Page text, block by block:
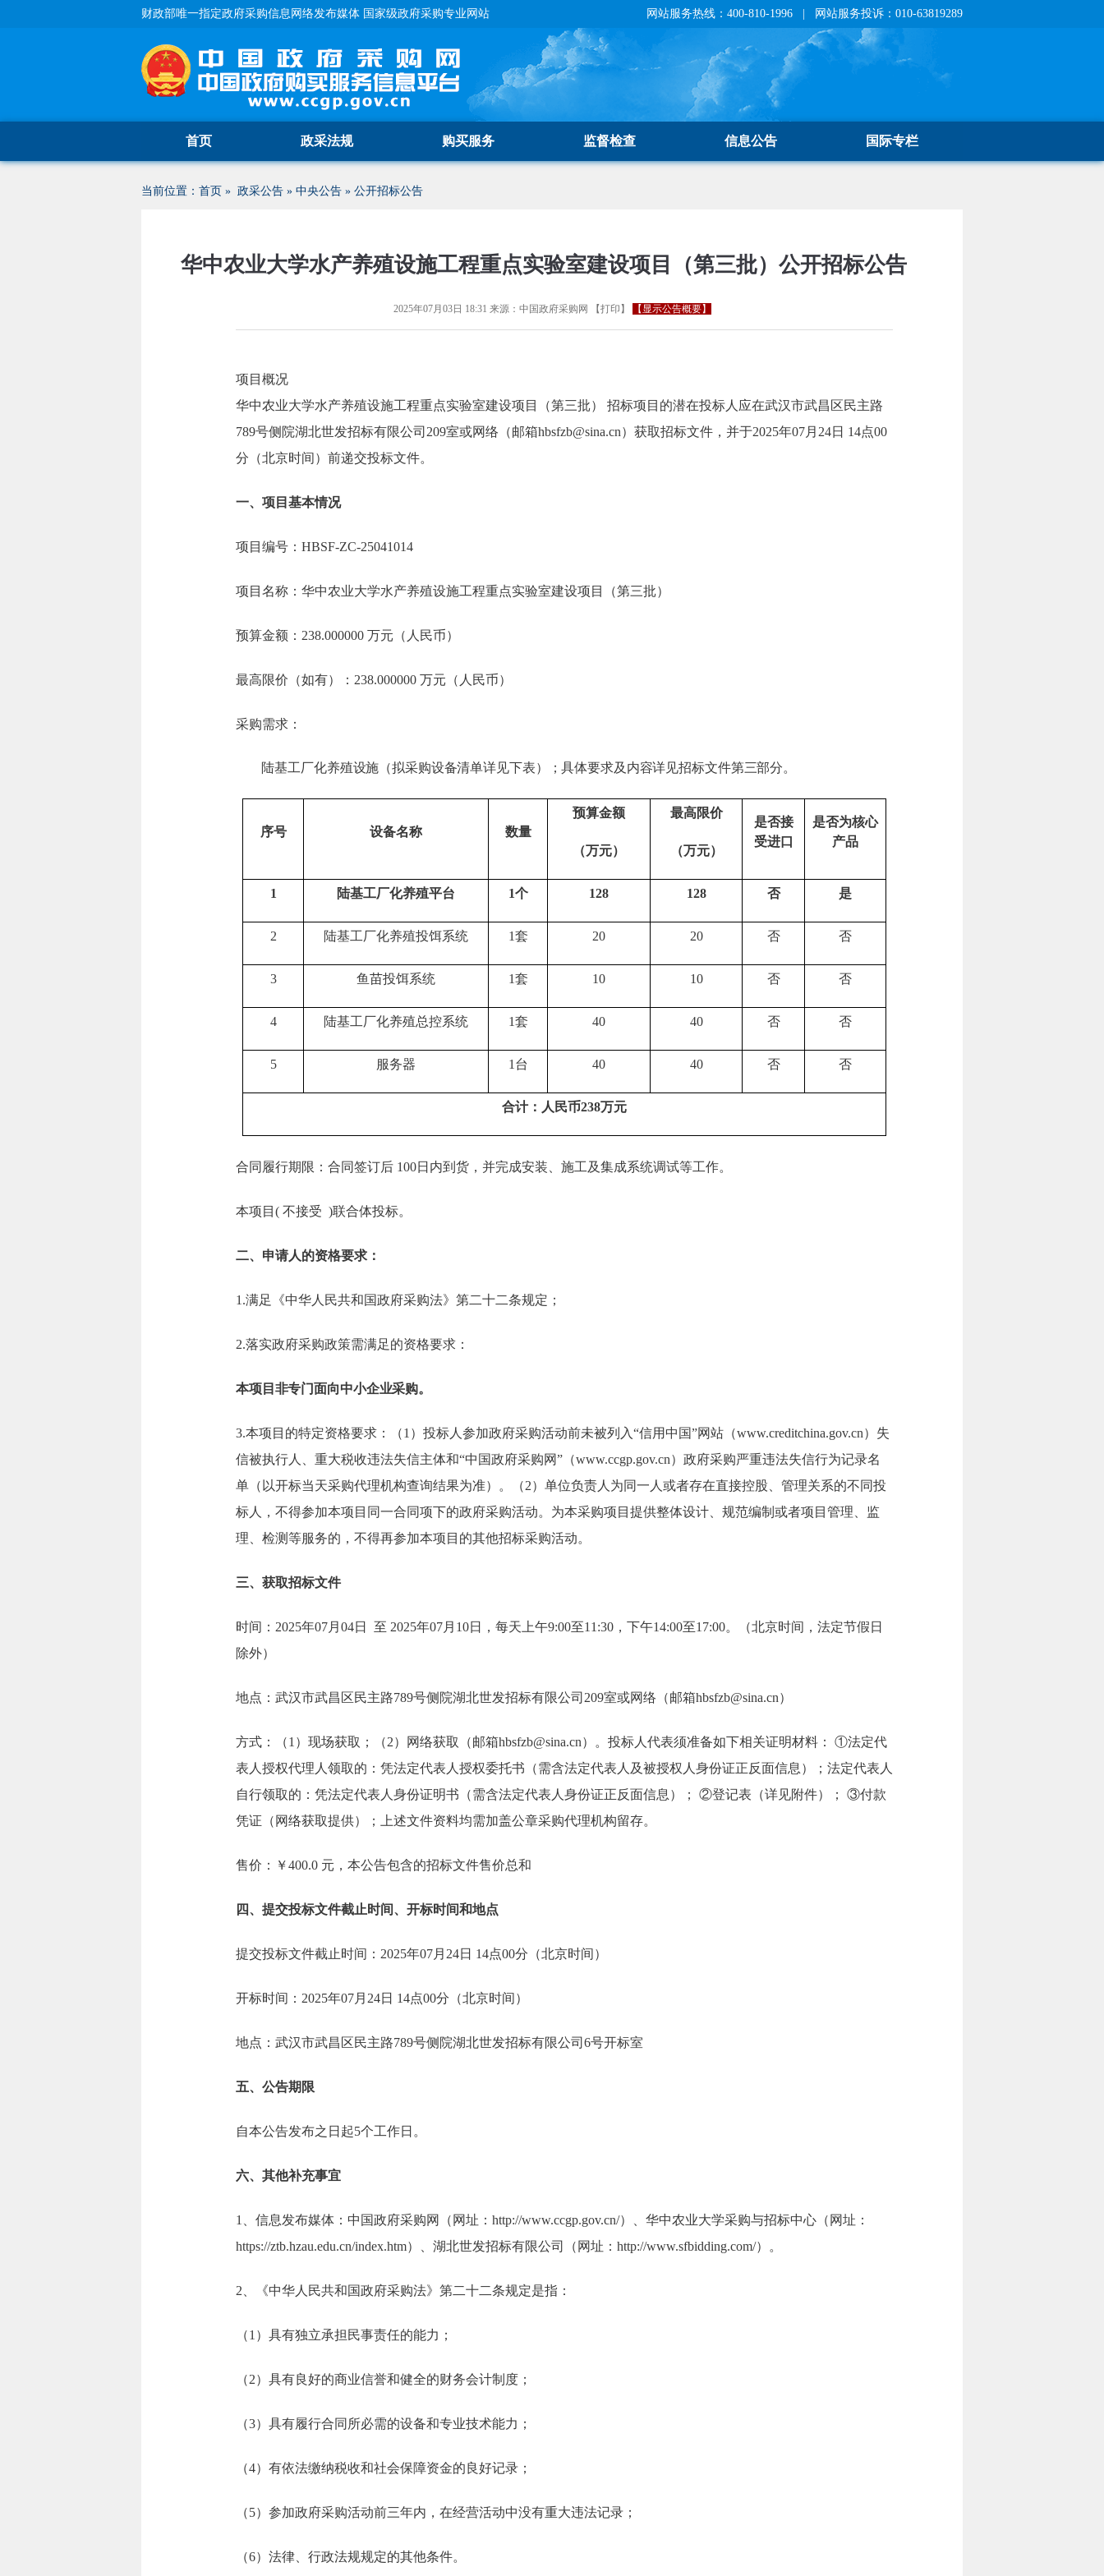
财政部唯一指定政府采购信息网络发布媒体 国家级政府采购专业网站 网站服务热线：400-810-1996 | 网站服务投诉：010-63819289
首页 政采法规 购买服务 监督检查 信息公告 国际专栏
当前位置： 首页 » 政采公告 » 中央公告 » 公开招标公告
华中农业大学水产养殖设施工程重点实验室建设项目（第三批）公开招标公告
2025年07月03日 18:31 来源： 中国政府采购网 【打印 】 【显示公告概要】
项目概况
华中农业大学水产养殖设施工程重点实验室建设项目（第三批） 招标项目的潜在投标人应在武汉市武昌区民主路
789号侧院湖北世发招标有限公司209室或网络（邮箱hbsfzb@sina.cn）获取招标文件，并于2025年07月24日 14点00
分（北京时间）前递交投标文件。
一、项目基本情况
项目编号：HBSF-ZC-25041014
项目名称：华中农业大学水产养殖设施工程重点实验室建设项目（第三批）
预算金额：238.000000 万元（人民币）
最高限价（如有）：238.000000 万元（人民币）
采购需求：
陆基工厂化养殖设施 （拟采购设备清单详见下表） ；具体要求及内容详见招标文件第三部分。
序号 设备名称 数量
预算金额
（万元）
最高限价
（万元）
是否接
受进口
是否为核心
产品
1 陆基工厂化养殖平台 1个 128 128 否 是
2 陆基工厂化养殖投饵系统 1套 20 20 否 否
3 鱼苗投饵系统 1套 10 10 否 否
4 陆基工厂化养殖总控系统 1套 40 40 否 否
5 服务器 1台 40 40 否 否
合计：人民币238万元
合同履行期限：合同签订后 100日内到货，并完成安装、施工及集成系统调试等工作。
本项目( 不接受 )联合体投标。
二、申请人的资格要求：
1.满足《中华人民共和国政府采购法》第二十二条规定；
2.落实政府采购政策需满足的资格要求：
本项目非专门面向中小企业采购。
3.本项目的特定资格要求：（1）投标人参加政府采购活动前未被列入“信用中国”网站（www.creditchina.gov.cn）失
信被执行人、重大税收违法失信主体和“中国政府采购网”（www.ccgp.gov.cn）政府采购严重违法失信行为记录名
单（以开标当天采购代理机构查询结果为准）。（2）单位负责人为同一人或者存在直接控股、管理关系的不同投
标人，不得参加本项目同一合同项下的政府采购活动。为本采购项目提供整体设计、规范编制或者项目管理、监
理、检测等服务的，不得再参加本项目的其他招标采购活动。
三、获取招标文件
时间：2025年07月04日 至 2025年07月10日，每天上午9:00至11:30，下午14:00至17:00。（北京时间，法定节假日
除外）
地点：武汉市武昌区民主路789号侧院湖北世发招标有限公司209室或网络（邮箱hbsfzb@sina.cn）
方式：（1）现场获取；（2）网络获取（邮箱hbsfzb@sina.cn）。投标人代表须准备如下相关证明材料： ①法定代
表人授权代理人领取的：凭法定代表人授权委托书（需含法定代表人及被授权人身份证正反面信息）；法定代表人
自行领取的：凭法定代表人身份证明书（需含法定代表人身份证正反面信息）； ②登记表（详见附件）； ③付款
凭证（网络获取提供）；上述文件资料均需加盖公章采购代理机构留存。
售价：￥400.0 元，本公告包含的招标文件售价总和
四、提交投标文件截止时间、开标时间和地点
提交投标文件截止时间：2025年07月24日 14点00分（北京时间）
开标时间：2025年07月24日 14点00分（北京时间）
地点：武汉市武昌区民主路789号侧院湖北世发招标有限公司6号开标室
五、公告期限
自本公告发布之日起5个工作日。
六、其他补充事宜
1、信息发布媒体：中国政府采购网（网址：http://www.ccgp.gov.cn/）、华中农业大学采购与招标中心（网址：
https://ztb.hzau.edu.cn/index.htm）、湖北世发招标有限公司（网址：http://www.sfbidding.com/）。
2、《中华人民共和国政府采购法》第二十二条规定是指：
（1）具有独立承担民事责任的能力；
（2）具有良好的商业信誉和健全的财务会计制度；
（3）具有履行合同所必需的设备和专业技术能力；
（4）有依法缴纳税收和社会保障资金的良好记录；
（5）参加政府采购活动前三年内，在经营活动中没有重大违法记录；
（6）法律、行政法规规定的其他条件。